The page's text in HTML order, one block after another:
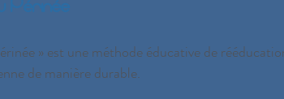
» est une méthode éducative de
de manière durable.